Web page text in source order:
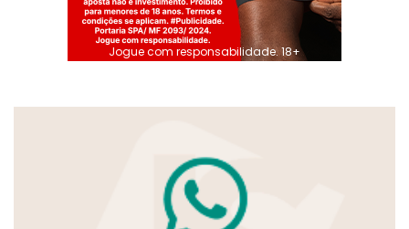
Jogue com responsabilidade. 18+